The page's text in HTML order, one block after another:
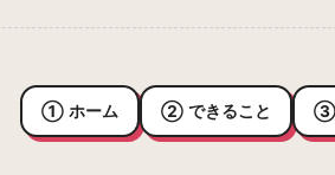
① ホーム ② できること ③